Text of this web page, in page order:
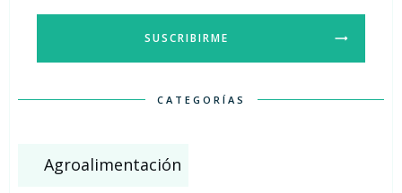
SUSCRIBIRME
CATEGORÍAS
Agroalimentación